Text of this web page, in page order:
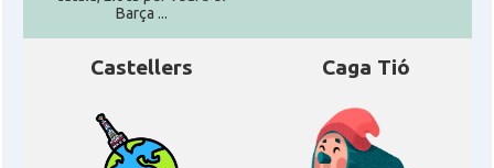
Barça ...
Castellers Caga Tió